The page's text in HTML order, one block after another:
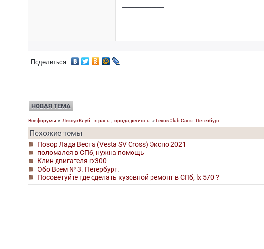
Поделиться
НОВАЯ ТЕМА
Все форумы » Лексус Клуб - страны, города, регионы » Lexus Club Санкт-Петербург
Похожие темы
Позор Лада Веста (Vesta SV Cross) Экспо 2021
поломался в СПб, нужна помощь
Клин двигателя rx300
Обо Всем № 3. Петербург.
Посоветуйте где сделать кузовной ремонт в СПб, lx 570 ?